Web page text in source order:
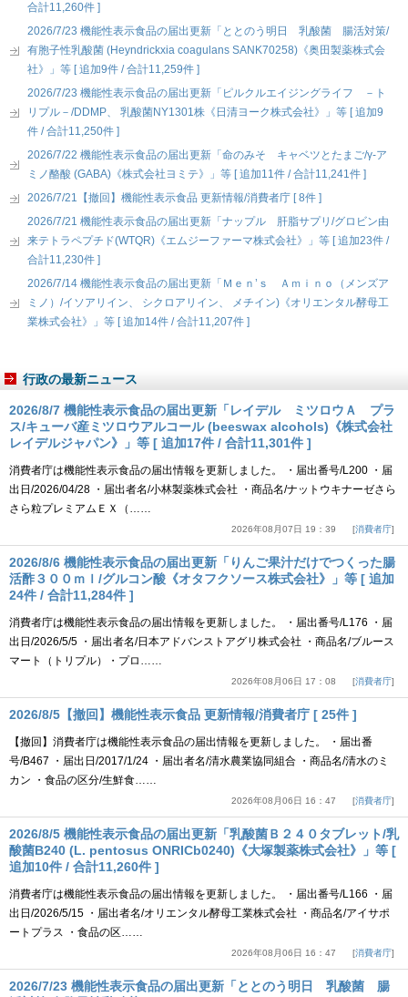
合計11,260件 ]
2026/7/23 機能性表示食品の届出更新「ととのう明日 乳酸菌 腸活対策/
有胞子性乳酸菌 (Heyndrickxia coagulans SANK70258)《奥田製薬株式会
社》」等 [ 追加9件 / 合計11,259件 ]
2026/7/23 機能性表示食品の届出更新「ピルクルエイジングライフ －ト
リプル－/DDMP、 乳酸菌NY1301株《日清ヨーク株式会社》」等 [ 追加9
件 / 合計11,250件 ]
2026/7/22 機能性表示食品の届出更新「命のみそ キャベツとたまご/γ-ア
ミノ酪酸 (GABA)《株式会社ヨミテ》」等 [ 追加11件 / 合計11,241件 ]
2026/7/21【撤回】機能性表示食品 更新情報/消費者庁 [ 8件 ]
2026/7/21 機能性表示食品の届出更新「ナップル 肝脂サプリ/グロビン由
来テトラペプチド(WTQR)《エムジーファーマ株式会社》」等 [ 追加23件 /
合計11,230件 ]
2026/7/14 機能性表示食品の届出更新「Ｍｅｎ’ｓ Ａｍｉｎｏ（メンズア
ミノ）/イソアリイン、 シクロアリイン、 メチイン)《オリエンタル酵母工
業株式会社》」等 [ 追加14件 / 合計11,207件 ]
行政の最新ニュース
2026/8/7 機能性表示食品の届出更新「レイデル ミツロウＡ プラ
ス/キューバ産ミツロウアルコール (beeswax alcohols)《株式会社
レイデルジャパン》」等 [ 追加17件 / 合計11,301件 ]
消費者庁は機能性表示食品の届出情報を更新しました。 ・届出番号/L200 ・届
出日/2026/04/28 ・届出者名/小林製薬株式会社 ・商品名/ナットウキナーゼさら
さら粒プレミアムＥＸ（……
2026年08月07日 19：39 消費者庁
2026/8/6 機能性表示食品の届出更新「りんご果汁だけでつくった腸
活酢３００ｍｌ/グルコン酸《オタフクソース株式会社》」等 [ 追加
24件 / 合計11,284件 ]
消費者庁は機能性表示食品の届出情報を更新しました。 ・届出番号/L176 ・届
出日/2026/5/5 ・届出者名/日本アドバンストアグリ株式会社 ・商品名/ブルース
マート（トリプル）・プロ……
2026年08月06日 17：08 消費者庁
2026/8/5【撤回】機能性表示食品 更新情報/消費者庁 [ 25件 ]
【撤回】消費者庁は機能性表示食品の届出情報を更新しました。 ・届出番
号/B467 ・届出日/2017/1/24 ・届出者名/清水農業協同組合 ・商品名/清水のミ
カン ・食品の区分/生鮮食……
2026年08月06日 16：47 消費者庁
2026/8/5 機能性表示食品の届出更新「乳酸菌Ｂ２４０タブレット/乳
酸菌B240 (L. pentosus ONRICb0240)《大塚製薬株式会社》」等 [
追加10件 / 合計11,260件 ]
消費者庁は機能性表示食品の届出情報を更新しました。 ・届出番号/L166 ・届
出日/2026/5/15 ・届出者名/オリエンタル酵母工業株式会社 ・商品名/アイサポ
ートプラス ・食品の区……
2026年08月06日 16：47 消費者庁
2026/7/23 機能性表示食品の届出更新「ととのう明日 乳酸菌 腸